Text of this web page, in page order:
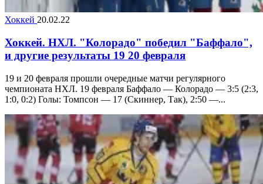
Хоккей 20.02.22
Хоккей. НХЛ. "Колорадо" победил "Баффало",
и другие результаты 19 20 февраля
19 и 20 февраля прошли очередные матчи регулярного
чемпионата НХЛ. 19 февраля Баффало — Колорадо — 3:5 (2:3,
1:0, 0:2) Голы: Томпсон — 17 (Скиннер, Так), 2:50 —...